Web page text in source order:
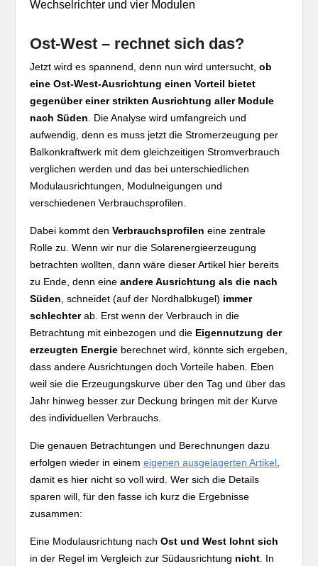
Ost-West – rechnet sich das?
Jetzt wird es spannend, denn nun wird untersucht,ob
eine Ost-West-Ausrichtung einen Vorteil bietet
gegenüber einer strikten Ausrichtung aller Module
nach Süden . Die Analyse wird umfangreich und
aufwendig, denn es muss jetzt die Stromerzeugung per
Balkonkraftwerk mit dem gleichzeitigen Stromverbrauch
verglichen werden und das bei unterschiedlichen
Modulausrichtungen, Modulneigungen und
verschiedenen Verbrauchsprofilen.
Dabei kommt denVerbrauchsprofilen eine zentrale
Rolle zu. Wenn wir nur die Solarenergieerzeugung
betrachten wollten, dann wäre dieser Artikel hier bereits
zu Ende, denn eineandere Ausrichtung als die nach
Süden , schneidet (auf der Nordhalbkugel) immer
schlechterab. Erst wenn der Verbrauch in die
Betrachtung mit einbezogen und die Eigennutzung der
erzeugten Energie berechnet wird, könnte sich ergeben,
dass andere Ausrichtungen doch Vorteile haben. Eben
weil sie die Erzeugungskurve über den Tag und über das
Jahr hinweg besser zur Deckung bringen mit der Kurve
des individuellen Verbrauchs.
Die genauen Betrachtungen und Berechnungen dazu
erfolgen wieder in einemeigenen ausgelagerten Artikel
damit es hier nicht so voll wird. Wer sich die Details
sparen will, für den fasse ich kurz die Ergebnisse
zusammen:
Eine Modulausrichtung nachOst und West lohnt sich
in der Regel im Vergleich zur Südausrichtung nicht . In